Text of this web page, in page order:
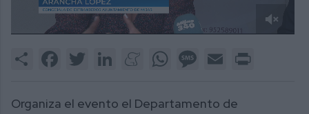
55
Share FacebookTwitter LinkedInMeneameWhatsAppMessage
Email
Organiza el evento el Departamento de